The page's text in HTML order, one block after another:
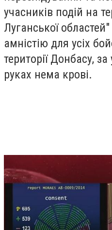
учасників подій на
Луганської
амністію для усіх
території Донбасу,
руках нема крові.